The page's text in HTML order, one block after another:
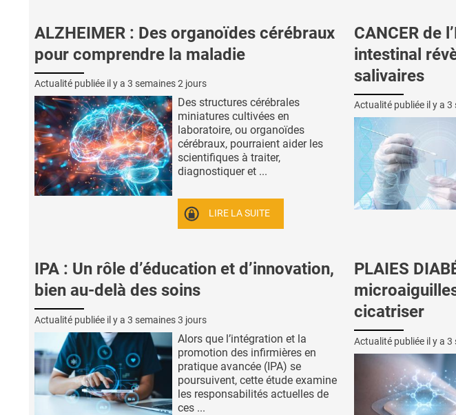
ALZHEIMER : Des organoïdes cérébraux
pour comprendre la maladie
Actualité publiée il y a 3 semaines 2 jours
Des structures cérébrales
miniatures cultivées en
laboratoire, ou organoïdes
cérébraux, pourraient aider les
scientifiques à traiter,
diagnostiquer et ...
LIRE LA SUITE
CANCER de
intestinal
salivaires
Actualité publiée il y a 3
IPA : Un rôle d’éducation et d’innovation,
bien au-delà des soins
Actualité publiée il y a 3 semaines 3 jours
Alors que l’intégration et la
promotion des infirmières en
pratique avancée (IPA) se
poursuivent, cette étude examine
les responsabilités actuelles de
ces ...
PLAIES
cicatriser
Actualité publiée il y a 3